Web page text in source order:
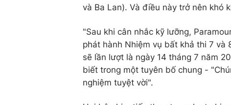
và Ba Lan). Và điều này trở nên khó
"Sau khi cân nhắc kỹ lưỡng,
phát hành Nhiệm vụ bất khả thi 7 và
sẽ lần lượt là ngày 14 tháng 7 năm
biết trong một tuyên bố chung -
nghiệm tuyệt vời".